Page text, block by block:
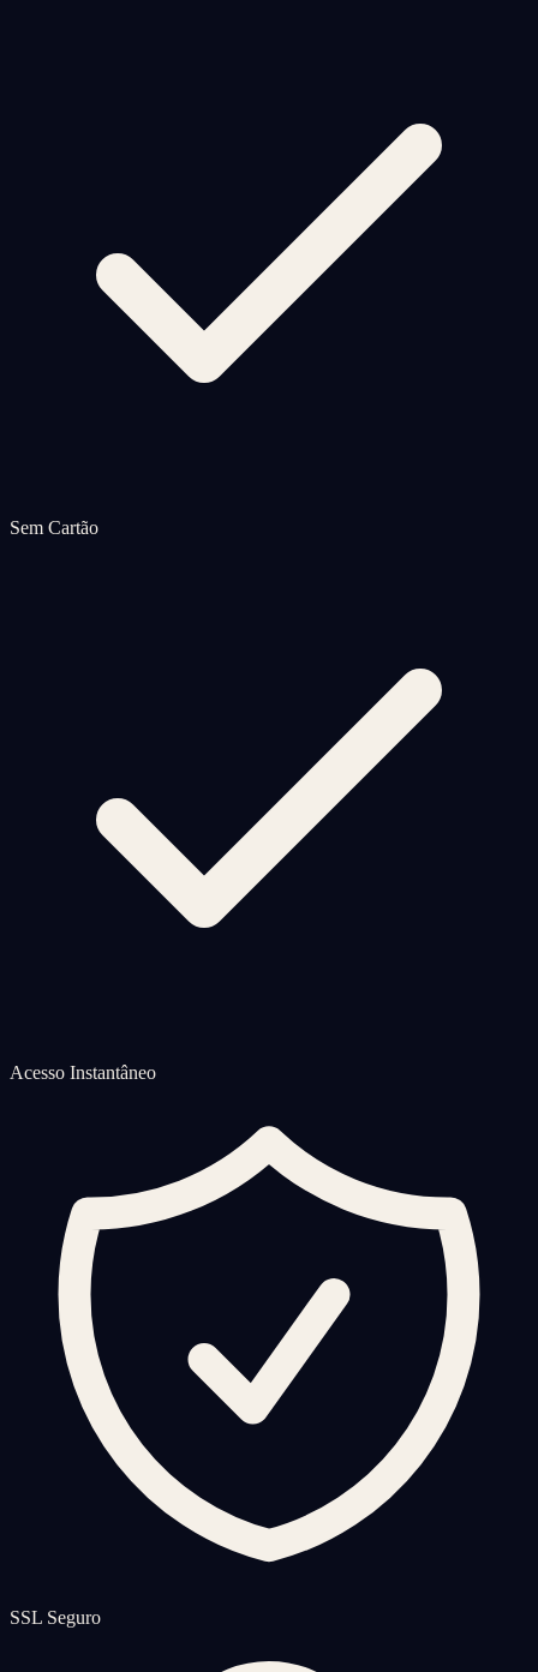
Sem Cartão
Acesso Instantâneo
SSL Seguro